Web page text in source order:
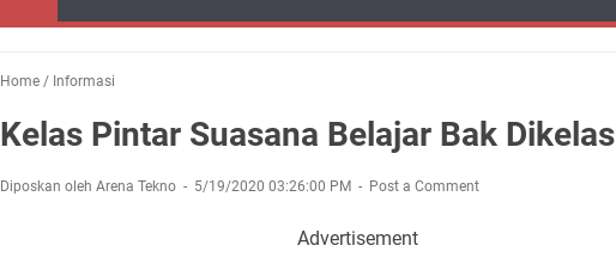
Home / Informasi
Kelas Pintar Suasana Belajar Bak Dikelas
Diposkan oleh Arena Tekno 5/19/2020 03:26:00 PM Post a Comment
Advertisement